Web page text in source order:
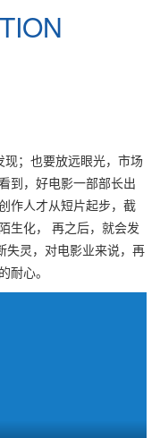
；也要放远眼光，市场
到，好电影一部部长出
作人才从短片起步，截
生化， 再之后，就会发
失灵，对电影业来说，再
耐心。